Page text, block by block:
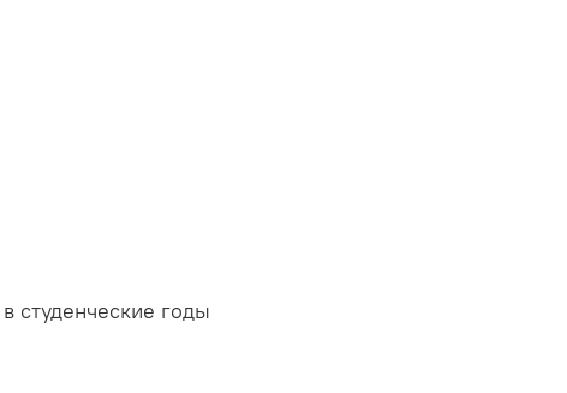
студенческие годы